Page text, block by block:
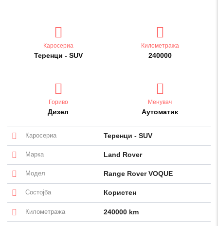
Каросериа
Теренци - SUV
Километража
240000
Гориво
Дизел
Менувач
Аутоматик
Каросериа Теренци - SUV
Марка Land Rover
Модел Range Rover VOQUE
Состојба Користен
Километража 240000 km